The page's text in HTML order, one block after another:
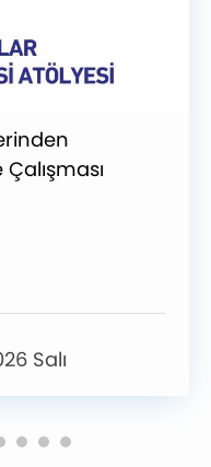
Salı